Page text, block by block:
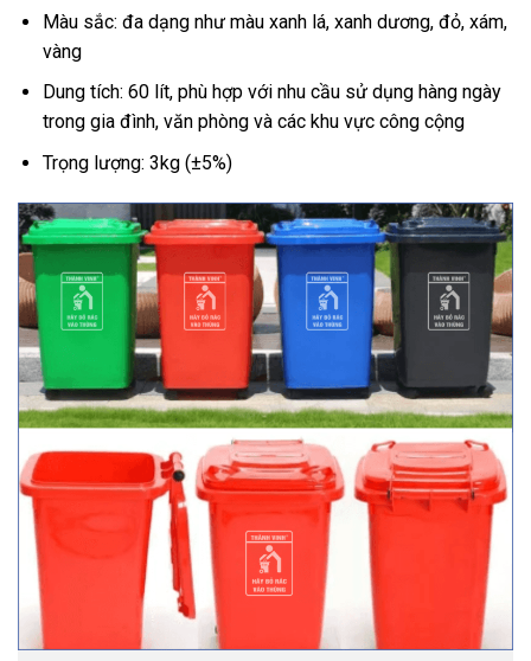
Màu sắc: đa dạng như màu xanh lá, xanh dương, đỏ, xám,
vàng
Dung tích: 60 lít, phù hợp với nhu cầu sử dụng hàng ngày
trong gia đình, văn phòng và các khu vực công cộng
Trọng lượng: 3kg (±5%)